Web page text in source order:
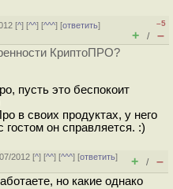
[^] [^^] [^^^] [ответить]
–5
+ / –
КриптоПРО?
пусть это беспокоит
в своих продуктах, у него
он справляется. :)
2012 [^] [^^] [^^^] [ответить]
+ / –
но какие однако